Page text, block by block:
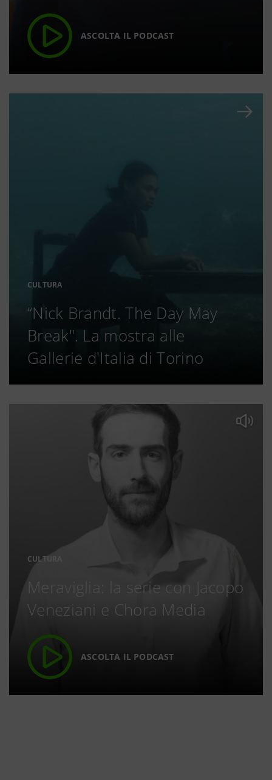
ASCOLTA IL PODCAST
CULTURA
“Nick Brandt. The Day May
Break". La mostra alle
Gallerie d'Italia di Torino
CULTURA
Meraviglia: la serie con Jacopo
Veneziani e Chora Media
ASCOLTA IL PODCAST